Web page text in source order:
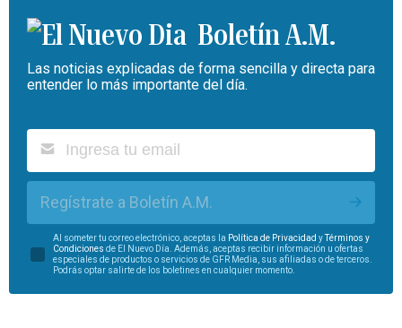
Boletín A.M.
Las noticias explicadas de forma sencilla y directa para
entender lo más importante del día.
Regístrate a Boletín A.M.
Al someter tu correo electrónico, aceptas la Política de Privacidad yTérminos y
Condiciones de El Nuevo Día. Además, aceptas recibir información u ofertas
especiales de productos o servicios de GFR Media, sus afiliadas o de terceros.
Podrás optar salirte de los boletines en cualquier momento.